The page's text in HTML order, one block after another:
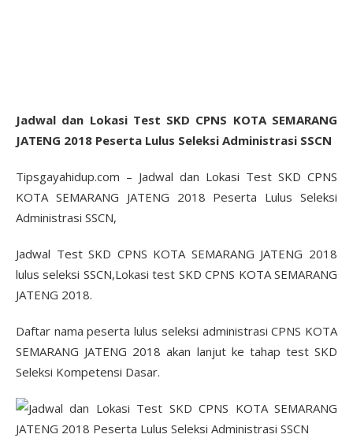
Jadwal dan Lokasi Test SKD CPNS KOTA SEMARANG
JATENG 2018 Peserta Lulus Seleksi Administrasi SSCN
Tipsgayahidup.com – Jadwal dan Lokasi Test SKD CPNS
KOTA SEMARANG JATENG 2018 Peserta Lulus Seleksi
Administrasi SSCN,
Jadwal Test SKD CPNS KOTA SEMARANG JATENG 2018
lulus seleksi SSCN,Lokasi test SKD CPNS KOTA SEMARANG
JATENG 2018.
Daftar nama peserta lulus seleksi administrasi CPNS KOTA
SEMARANG JATENG 2018 akan lanjut ke tahap test SKD
Seleksi Kompetensi Dasar.